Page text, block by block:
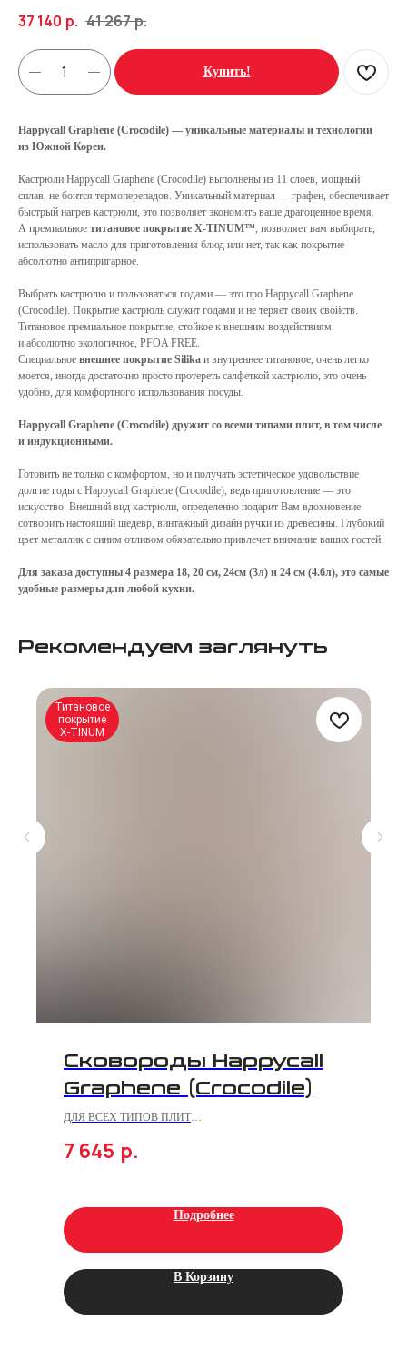
37 140 р. 41 267р.
Купить!
Happycall Graphene (Crocodile) — уникальные материалы и технологии
из Южной Кореи.
Кастрюли Happycall Graphene (Crocodile) выполнены из 11 слоев, мощный
сплав, не боится термоперепадов. Уникальный материал — графен, обеспечивает
быстрый нагрев кастрюли, это позволяет экономить ваше драгоценное время.
А премиальное титановое покрытие X-TINUM™, позволяет вам выбирать,
использовать масло для приготовления блюд или нет, так как покрытие
абсолютно антипригарное.
Выбрать кастрюлю и пользоваться годами — это про Happycall Graphene
(Crocodile). Покрытие кастрюль служит годами и не теряет своих свойств.
Титановое премиальное покрытие, стойкое к внешним воздействиям
и абсолютно экологичное, PFOA FREE.
Специальное внешнее покрытие Silika и внутреннее титановое, очень легко
моется, иногда достаточно просто протереть салфеткой кастрюлю, это очень
удобно, для комфортного использования посуды.
Happycall Graphene (Crocodile) дружит со всеми типами плит, в том числе
и индукционными.
Готовить не только с комфортом, но и получать эстетическое удовольствие
долгие годы с Happycall Graphene (Crocodile), ведь приготовление — это
искусство. Внешний вид кастрюли, определенно подарит Вам вдохновение
сотворить настоящий шедевр, винтажный дизайн ручки из древесины. Глубокий
цвет металлик с синим отливом обязательно привлечет внимание ваших гостей.
Для заказа доступны 4 размера 18, 20 см, 24см (3л) и 24 см (4.6л), это самые
удобные размеры для любой кухни.
Рекомендуем заглянуть
Титановое
покрытие
X-TINUM
Сковороды Happycall
Graphene (Crocodile)
ДЛЯ ВСЕХ ТИПОВ ПЛИТ
11-слойные с титановым антипригарным покрытием
7 645 р.
Подробнее
В Корзину